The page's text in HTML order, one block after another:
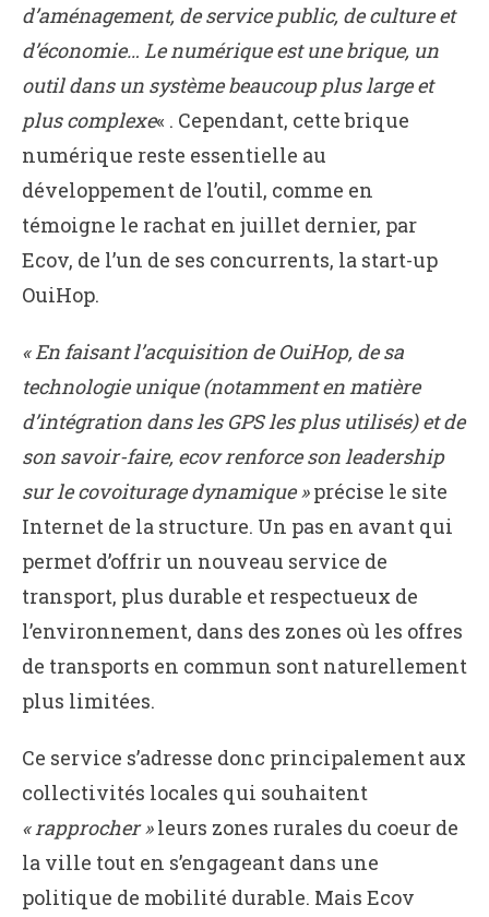
d’aménagement, de service public, de culture et
d’économie… Le numérique est une brique, un
outil dans un système beaucoup plus large et
plus complexe« . Cependant, cette brique
numérique reste essentielle au
développement de l’outil, comme en
témoigne le rachat en juillet dernier, par
Ecov, de l’un de ses concurrents, la start-up
OuiHop.
« En faisant l’acquisition de OuiHop, de sa
technologie unique (notamment en matière
d’intégration dans les GPS les plus utilisés) et de
son savoir-faire, ecov renforce son leadership
sur le covoiturage dynamique »précise le site
Internet de la structure. Un pas en avant qui
permet d’offrir un nouveau service de
transport, plus durable et respectueux de
l’environnement, dans des zones où les offres
de transports en commun sont naturellement
plus limitées.
Ce service s’adresse donc principalement aux
collectivités locales qui souhaitent
« rapprocher »leurs zones rurales du coeur de
la ville tout en s’engageant dans une
politique de mobilité durable. Mais Ecov